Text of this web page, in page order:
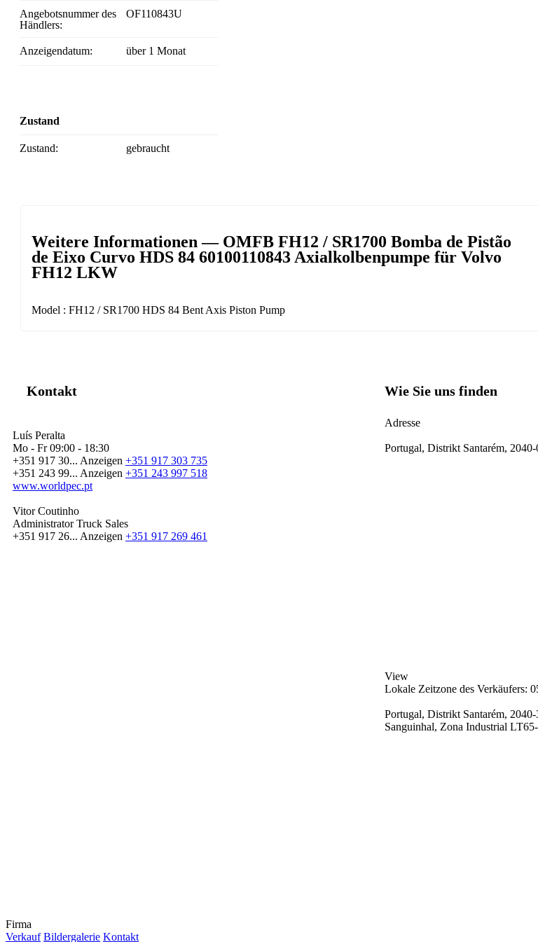
Angebotsnummer des
Händlers:
OF110843U
Anzeigendatum: über 1 Monat
Zustand
Zustand: gebraucht
Weitere Informationen — OMFB FH12 / SR1700 Bomba de Pistão
de Eixo Curvo HDS 84 60100110843 Axialkolbenpumpe für Volvo
FH12 LKW
Model : FH12 / SR1700 HDS 84 Bent Axis Piston Pump
Kontakt
Luís Peralta
Mo - Fr09:00 - 18:30
+351 917 30... Anzeigen +351 917 303 735
+351 243 99... Anzeigen +351 243 997 518
www.worldpec.pt
Vitor Coutinho
Administrator Truck Sales
+351 917 26... Anzeigen +351 917 269 461
Wie Sie uns finden
Adresse
Portugal, Distrikt Santarém,
View
Lokale Zeitzone des Verkäufers:
Portugal, Distrikt Santarém,
Sanguinhal, Zona Industrial
Firma
Verkauf Bildergalerie Kontakt